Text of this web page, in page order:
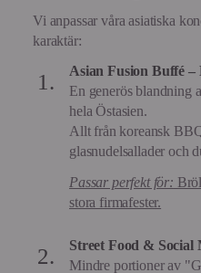
Vi anpassar våra asiatiska
karaktär:
Asian Fusion Buffé –
En generös blandning
hela Östasien.
Allt från koreansk
glasnudelsallader och
Passar perfekt för:
stora firmafester.
Street Food & Social
Mindre portioner av